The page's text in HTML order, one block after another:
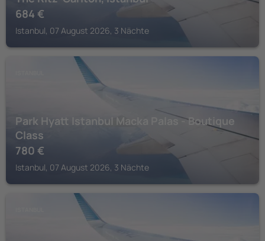
684 €
Istanbul, 07 August 2026, 3 Nächte
Park Hyatt Istanbul Macka Palas - Boutique
Class
780 €
Istanbul, 07 August 2026, 3 Nächte